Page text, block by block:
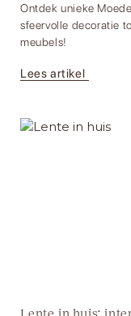
Ontdek unieke
sfeervolle decoratie
meubels!
Lees artikel
Lente in huis: